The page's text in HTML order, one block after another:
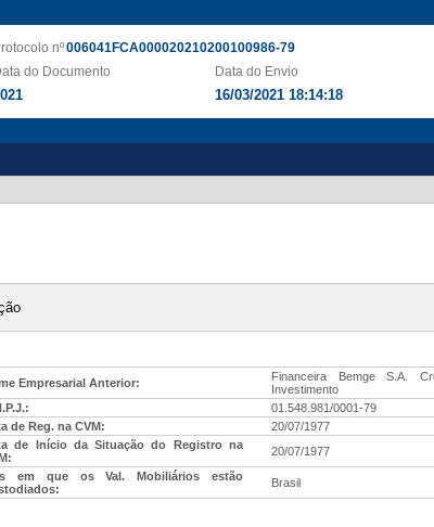
nº006041FCA000020210200100986-79
do Documento
Data do Envio
16/03/2021 18:14:18